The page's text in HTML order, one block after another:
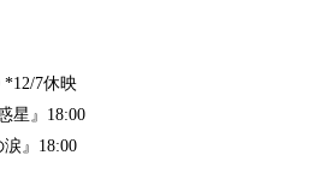
*12/7休映
星』18:00
』18:00